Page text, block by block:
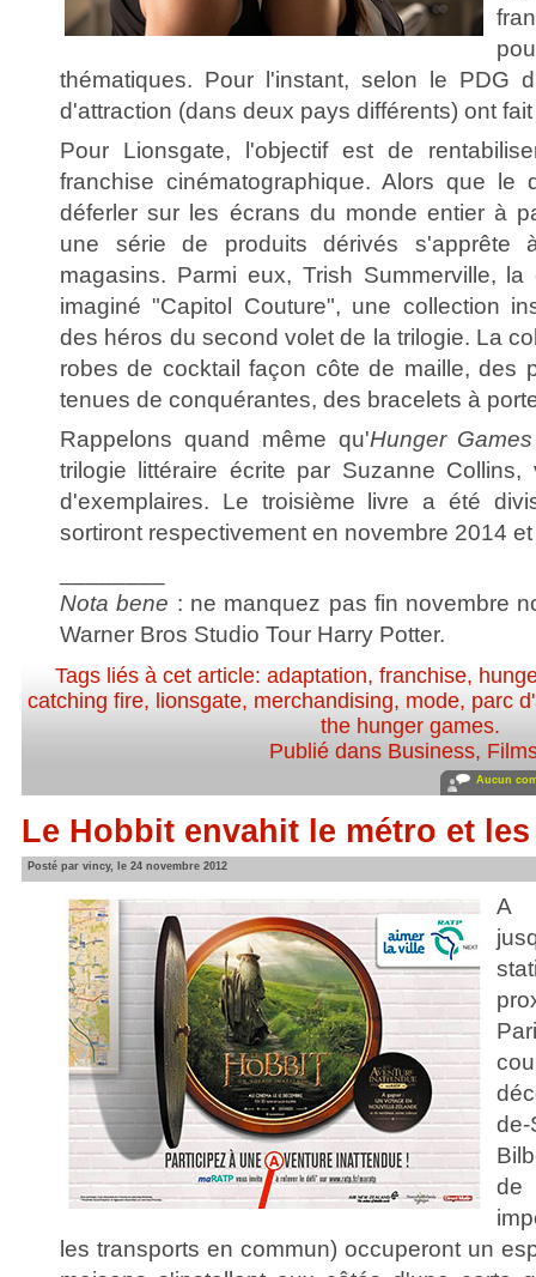
thématiques. Pour l'instant, selon le PDG
d'attraction (dans deux pays différents) ont
Pour Lionsgate, l'objectif est de
franchise cinématographique. Alors que le
déferler sur les écrans du monde entier à
une série de produits dérivés s'apprête
magasins. Parmi eux, Trish Summerville,
imaginé "Capitol Couture", une collection
des héros du second volet de la trilogie. La
robes de cocktail façon côte de maille, des
tenues de conquérantes, des bracelets à
Rappelons quand même qu'Hunger Games
trilogie littéraire écrite par Suzanne
d'exemplaires. Le troisième livre a été
sortiront respectivement en novembre 2014
Nota bene : ne manquez pas fin novembre
Warner Bros Studio Tour Harry Potter.
Tags liés à cet article: adaptation, franchise,
catching fire, lionsgate, merchandising, mode, parc
the hunger games.
Publié dans Business,
Aucun
Le Hobbit envahit le métro et
Posté par vincy, le 24 novembre 2012
A
les transports en commun) occuperont un